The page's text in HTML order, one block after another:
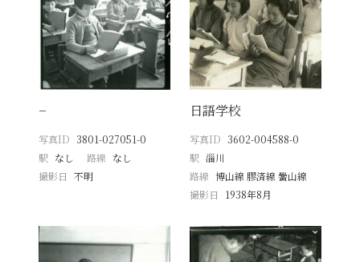
−
写真ID 3801-027051-0
駅 なし 路線 なし
撮影日
不明
日語学校
写真ID 3602-004588-0
駅 淄川
路線 博山線 膠済線 黌山線
撮影日
1938年8月